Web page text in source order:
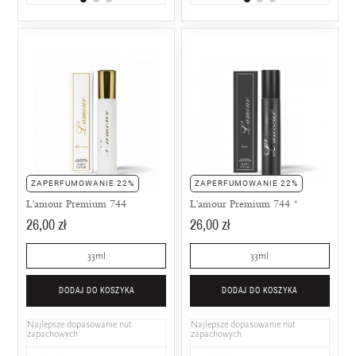
ZAPERFUMOWANIE 22%
L'amour Premium 744
26,00 zł
33ml
DODAJ DO KOSZYKA
Najlepsze dopasowanie nut
zapachowych
ZAPERFUMOWANIE 22%
L'amour Premium 744 *
26,00 zł
33ml
DODAJ DO KOSZYKA
Najlepsze dopasowanie nut
zapachowych